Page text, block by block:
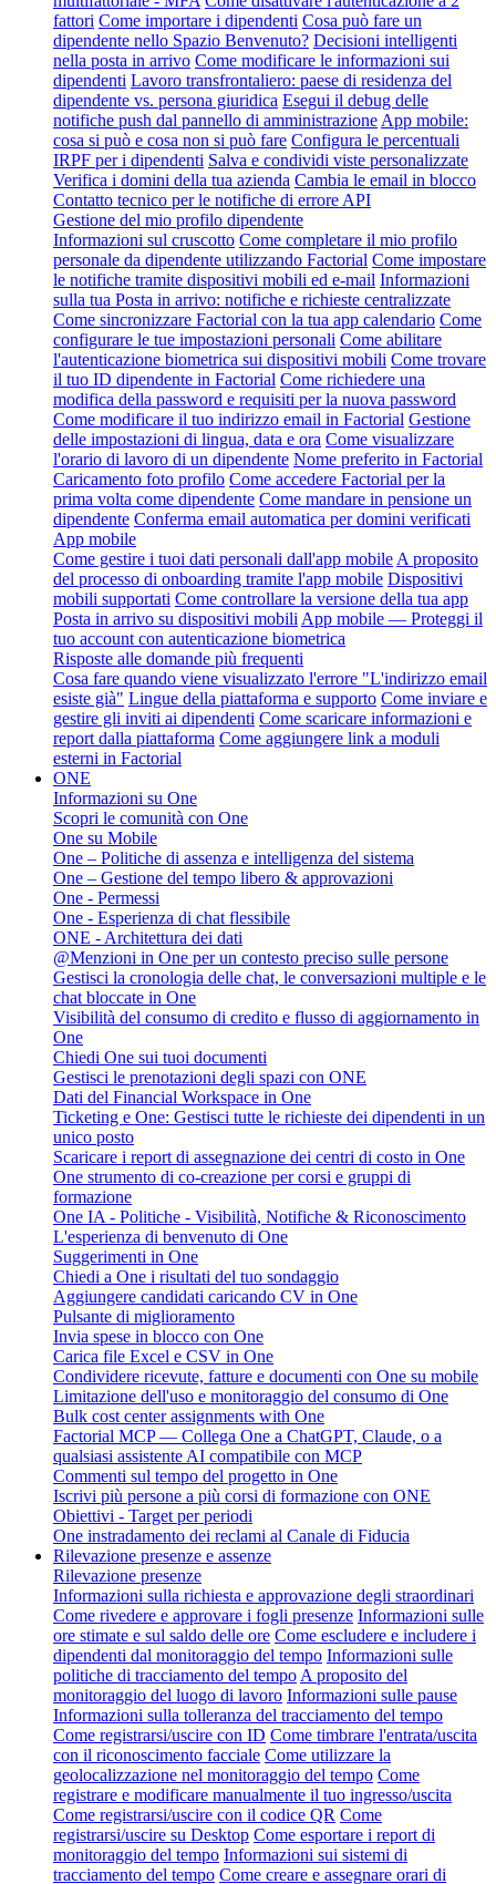
fattori Come importare i dipendenti Cosa può fare un
dipendente nello Spazio Benvenuto? Decisioni intelligenti
nella posta in arrivo Come modificare le informazioni sui
dipendenti Lavoro transfrontaliero: paese di residenza del
dipendente vs. persona giuridica Esegui il debug delle
notifiche push dal pannello di amministrazione App mobile:
cosa si può e cosa non si può fare Configura le percentuali
IRPF per i dipendenti Salva e condividi viste personalizzate
Verifica i domini della tua azienda Cambia le email in blocco
Contatto tecnico per le notifiche di errore API
Gestione del mio profilo dipendente
Informazioni sul cruscotto Come completare il mio profilo
personale da dipendente utilizzando Factorial Come impostare
le notifiche tramite dispositivi mobili ed e-mail Informazioni
sulla tua Posta in arrivo: notifiche e richieste centralizzate
Come sincronizzare Factorial con la tua app calendario Come
configurare le tue impostazioni personali Come abilitare
l'autenticazione biometrica sui dispositivi mobili Come trovare
il tuo ID dipendente in Factorial Come richiedere una
modifica della password e requisiti per la nuova password
Come modificare il tuo indirizzo email in Factorial Gestione
delle impostazioni di lingua, data e ora Come visualizzare
l'orario di lavoro di un dipendente Nome preferito in Factorial
Caricamento foto profilo Come accedere Factorial per la
prima volta come dipendente Come mandare in pensione un
dipendente Conferma email automatica per domini verificati
App mobile
Come gestire i tuoi dati personali dall'app mobile A proposito
del processo di onboarding tramite l'app mobile Dispositivi
mobili supportati Come controllare la versione della tua app
Posta in arrivo su dispositivi mobili App mobile — Proteggi il
tuo account con autenticazione biometrica
Risposte alle domande più frequenti
Cosa fare quando viene visualizzato l'errore "L'indirizzo email
esiste già" Lingue della piattaforma e supporto Come inviare e
gestire gli inviti ai dipendenti Come scaricare informazioni e
report dalla piattaforma Come aggiungere link a moduli
esterni in Factorial
ONE
Informazioni su One
Scopri le comunità con One
One su Mobile
One – Politiche di assenza e intelligenza del sistema
One – Gestione del tempo libero & approvazioni
One - Permessi
One - Esperienza di chat flessibile
ONE - Architettura dei dati
@Menzioni in One per un contesto preciso sulle persone
Gestisci la cronologia delle chat, le conversazioni multiple e le
chat bloccate in One
Visibilità del consumo di credito e flusso di aggiornamento in
One
Chiedi One sui tuoi documenti
Gestisci le prenotazioni degli spazi con ONE
Dati del Financial Workspace in One
Ticketing e One: Gestisci tutte le richieste dei dipendenti in un
unico posto
Scaricare i report di assegnazione dei centri di costo in One
One strumento di co-creazione per corsi e gruppi di
formazione
One IA - Politiche - Visibilità, Notifiche & Riconoscimento
L'esperienza di benvenuto di One
Suggerimenti in One
Chiedi a One i risultati del tuo sondaggio
Aggiungere candidati caricando CV in One
Pulsante di miglioramento
Invia spese in blocco con One
Carica file Excel e CSV in One
Condividere ricevute, fatture e documenti con One su mobile
Limitazione dell'uso e monitoraggio del consumo di One
Bulk cost center assignments with One
Factorial MCP — Collega One a ChatGPT, Claude, o a
qualsiasi assistente AI compatibile con MCP
Commenti sul tempo del progetto in One
Iscrivi più persone a più corsi di formazione con ONE
Obiettivi - Target per periodi
One instradamento dei reclami al Canale di Fiducia
Rilevazione presenze e assenze
Rilevazione presenze
Informazioni sulla richiesta e approvazione degli straordinari
Come rivedere e approvare i fogli presenze Informazioni sulle
ore stimate e sul saldo delle ore Come escludere e includere i
dipendenti dal monitoraggio del tempo Informazioni sulle
politiche di tracciamento del tempo A proposito del
monitoraggio del luogo di lavoro Informazioni sulle pause
Informazioni sulla tolleranza del tracciamento del tempo
Come registrarsi/uscire con ID Come timbrare l'entrata/uscita
con il riconoscimento facciale Come utilizzare la
geolocalizzazione nel monitoraggio del tempo Come
registrare e modificare manualmente il tuo ingresso/uscita
Come registrarsi/uscire con il codice QR Come
registrarsi/uscire su Desktop Come esportare i report di
monitoraggio del tempo Informazioni sui sistemi di
tracciamento del tempo Come creare e assegnare orari di